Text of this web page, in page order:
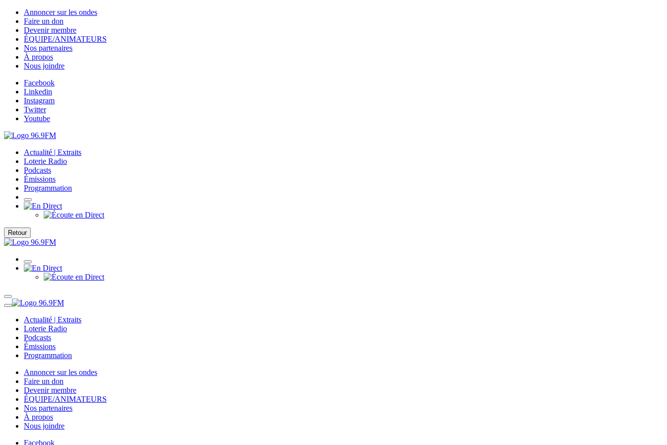
Annoncer sur les ondes
Faire un don
Devenir membre
ÉQUIPE/ANIMATEURS
Nos partenaires
À propos
Nous joindre
Facebook
Linkedin
Instagram
Twitter
Youtube
Actualité | Extraits
Loterie Radio
Podcasts
Émissions
Programmation
Retour
Actualité | Extraits
Loterie Radio
Podcasts
Émissions
Programmation
Annoncer sur les ondes
Faire un don
Devenir membre
ÉQUIPE/ANIMATEURS
Nos partenaires
À propos
Nous joindre
Facebook